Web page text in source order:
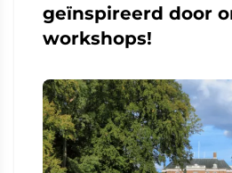
geïnspireerd door
workshops!